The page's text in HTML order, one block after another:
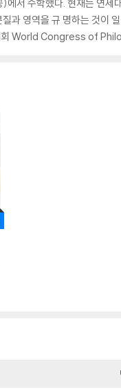
수학했다. 현재는 연세
과 영역을 규 명하는 것이
World Congress of